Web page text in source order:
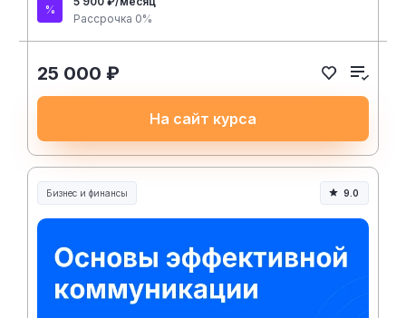
Рассрочка 0%
25 000 ₽
На сайт курса
Бизнес и финансы 9.0